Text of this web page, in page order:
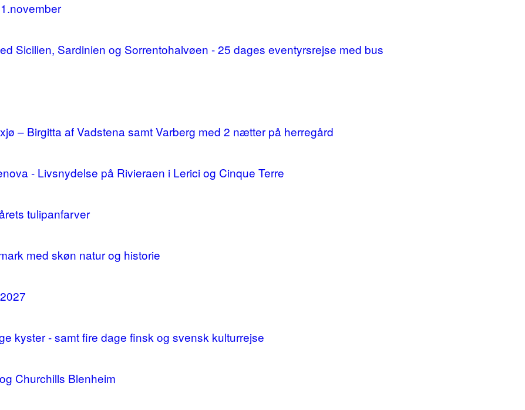
Sicilien, Sardinien og Sorrentohalvøen - 25 dages eventyrsrejse med bus
– Birgitta af Vadstena samt Varberg med 2 nætter på herregård
- Livsnydelse på Rivieraen i Lerici og Cinque Terre
tulipanfarver
med skøn natur og historie
kyster - samt fire dage finsk og svensk kulturrejse
Churchills Blenheim